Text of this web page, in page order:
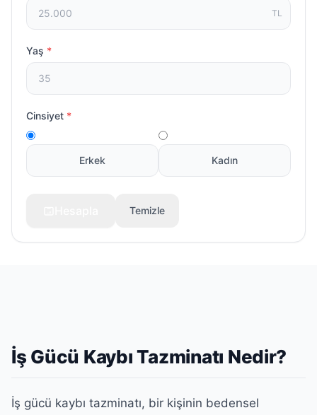
TL
Yaş *
Cinsiyet *
Erkek Kadın
Temizle
İş Gücü Kaybı Tazminatı Nedir?
İş gücü kaybı tazminatı, bir kişinin bedensel